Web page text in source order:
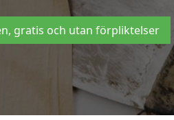
gratis och utan förpliktelser